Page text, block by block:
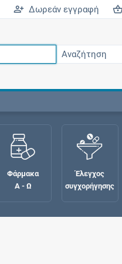
Δωρεάν εγγραφή
Φάρμακα
Α - Ω
Έλεγχος
συγχορήγησης